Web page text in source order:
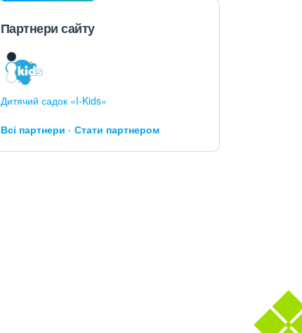
Партнери сайту
Дитячий садок «I-Kids»
Всі партнери Стати партнером